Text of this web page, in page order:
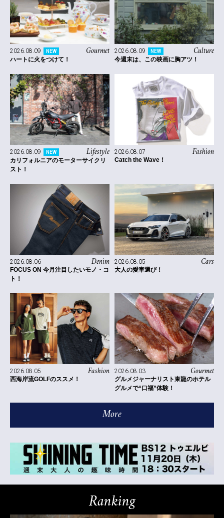
Gourmet
2026.08.09 NEW
ハートに火をつけて！
Culture
2026.08.09 NEW
今週末は、この映画に胸アツ！
Lifestyle
2026.08.09 NEW
カリフォルニアのモーターサイクリ
スト！
Fashion
2026.08.07
Catch the Wave！
Denim
2026.08.06
FOCUS ON 今月注目したいモノ・コ
ト！
Cars
2026.08.05
大人の愛車選び！
Fashion
2026.08.05
西海岸流GOLFのススメ！
Gourmet
2026.08.03
グルメジャーナリスト東龍のホテル
グルメで“口福”体験！
More
Ranking